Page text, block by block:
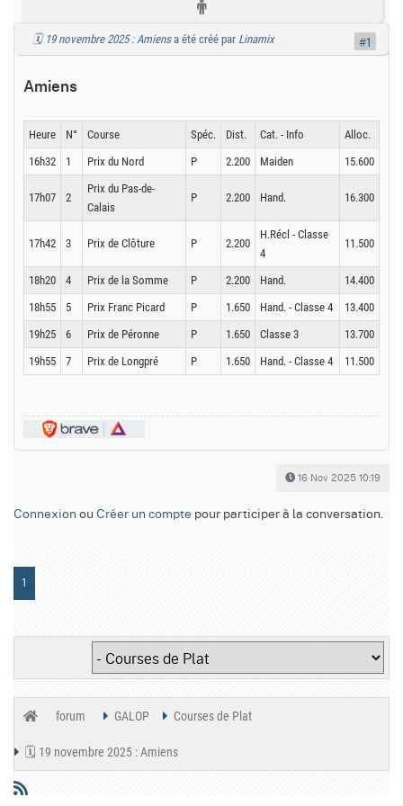
🗓️ 19 novembre 2025 : Amiensa été créé par Linamix
Amiens
Heure N° Course Spéc. Dist. Cat. - Info
Alloc.
16h32
1 Prix du Nord P 2.200 Maiden 15.600
17h07 2
Prix du Pas-de-
Calais
P 2.200 Hand. 16.300
17h42 3 Prix de Clôture P 2.200
H.Récl - Classe
4
11.500
18h20 4 Prix de la Somme P 2.200 Hand.
14.400
18h55
5 Prix Franc Picard P 1.650 Hand. - Classe 4
13.400
19h25
6 Prix de Péronne P 1.650 Classe 3
13.700
19h55
7 Prix de Longpré P 1.650 Hand. - Classe 4 11.500
16 Nov 2025 10:19
#1
Connexion ou Créer un compte pour participer à la conversation.
1
forum GALOP Courses de Plat
🗓️ 19 novembre 2025 : Amiens